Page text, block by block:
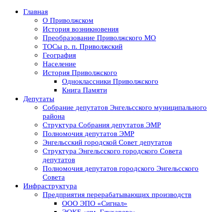
Главная
О Приволжском
История возникновения
Преобразование Приволжского МО
ТОСы р. п. Приволжский
География
Население
История Приволжского
Одноклассники Приволжского
Книга Памяти
Депутаты
Собрание депутатов Энгельсского муниципального
района
Структура Собрания депутатов ЭМР
Полномочия депутатов ЭМР
Энгельсский городской Совет депутатов
Структура Энгельсского городского Совета
депутатов
Полномочия депутатов городского Энгельсского
Совета
Инфраструктура
Предприятия перерабатывающих производств
ООО ЭПО «Сигнал»